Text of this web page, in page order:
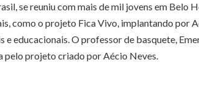
se reuniu com mais de mil jovens em Belo
como o projeto Fica Vivo, implantando por
educacionais. O professor de basquete,
pelo projeto criado por Aécio Neves.